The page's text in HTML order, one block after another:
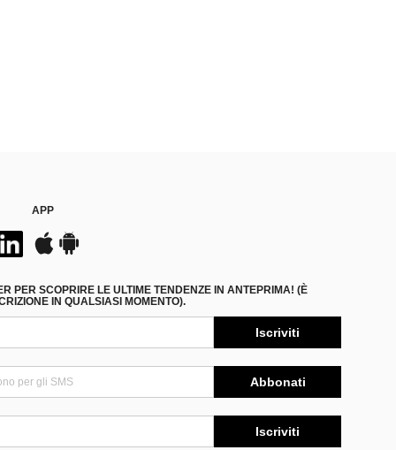
APP
PER SCOPRIRE LE ULTIME TENDENZE IN ANTEPRIMA! (È
IN QUALSIASI MOMENTO).
Iscriviti
Abbonati
Iscriviti